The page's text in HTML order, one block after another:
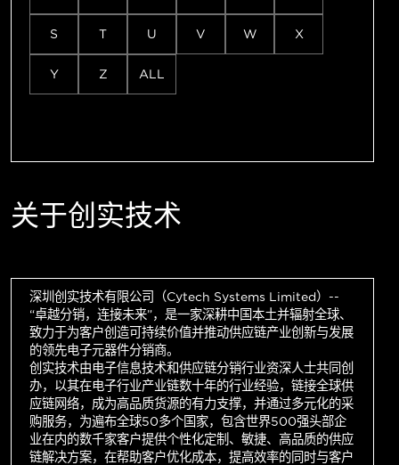
S T U V W X
Y Z ALL
关于创实技术
深圳创实技术有限公司（Cytech Systems Limited）--
“卓越分销，连接未来”，是一家深耕中国本土并辐射全球、
致力于为客户创造可持续价值并推动供应链产业创新与发展
的领先电子元器件分销商。
创实技术由电子信息技术和供应链分销行业资深人士共同创
办，以其在电子行业产业链数十年的行业经验，链接全球供
应链网络，成为高品质货源的有力支撑，并通过多元化的采
购服务，为遍布全球50多个国家，包含世界500强头部企
业在内的数千家客户提供个性化定制、敏捷、高品质的供应
链解决方案，在帮助客户优化成本，提高效率的同时与客户